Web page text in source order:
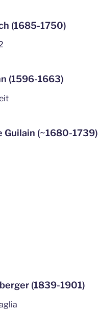
(1685-1750)
(1596-1663)
Guilain (~1680-1739)
(1839-1901)